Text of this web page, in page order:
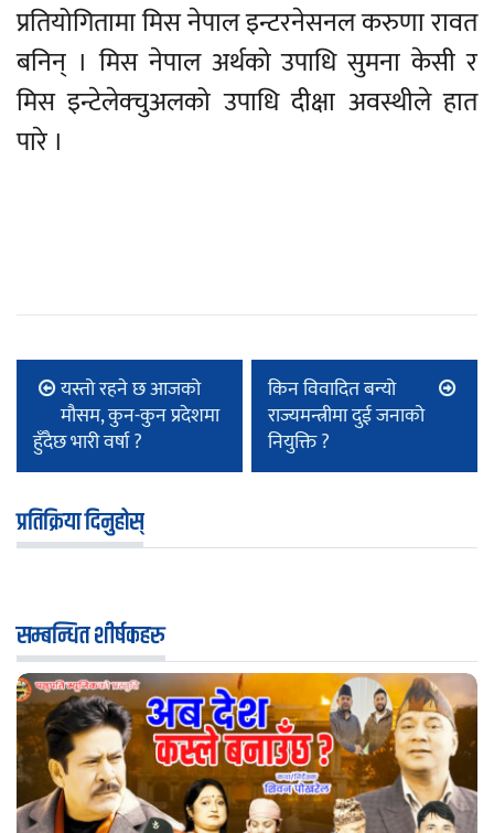
प्रतियोगितामा मिस नेपाल इन्टरनेसनल करुणा रावत
बनिन् । मिस नेपाल अर्थको उपाधि सुमना केसी र
मिस इन्टेलेक्चुअलको उपाधि दीक्षा अवस्थीले हात
पारे ।
यस्तो रहने छ आजको
मौसम, कुन-कुन प्रदेशमा
हुँदैछ भारी वर्षा ?
किन विवादित बन्यो
राज्यमन्त्रीमा दुई जनाको
नियुक्ति ?
प्रतिक्रिया दिनुहोस्
सम्बन्धित शीर्षकहरु